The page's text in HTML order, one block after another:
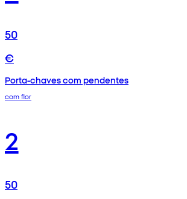
50
€
Porta-chaves com pendentes
com flor
2
50